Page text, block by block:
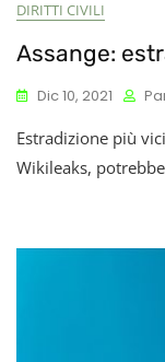
DIRITTI CIVILI
Assange:
Dic 10, 2021
Estradizione più
Wikileaks,